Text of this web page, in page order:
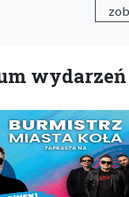
wydarzeń